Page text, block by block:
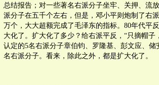
总结报告；对一些著名右派分子坐牢、关押、流
派分子在五千个左右，但是，邓小平则炮制了右
万个，大大超额完成了毛泽东的指标。80年代平
大化了。扩大化了多少？给右派平反，“只摘帽
认定的5名右派分子章伯钧、罗隆基、彭文应、
名右派分子。看来，除此之外，都是扩大化了。